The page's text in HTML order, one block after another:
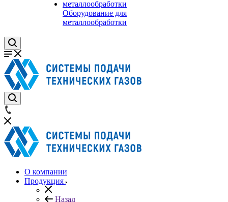
Оборудование для
металлообработки
О компании
Продукция
Назад